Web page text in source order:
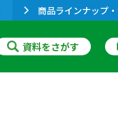
商品ラインナップ
資料をさがす